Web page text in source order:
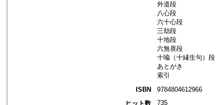
外道段
八心段
六十心段
三劫段
十地段
六無畏段
十喩（十縁生句）段
あとがき
索引
ISBN
9784804612966
ヒット数
735